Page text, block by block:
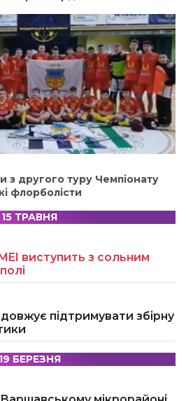
з другого туру Чемпіонату
флорболісти
15 ТРАВНЯ
виступить з сольним
підтримувати збірну
19 БЕРЕЗНЯ